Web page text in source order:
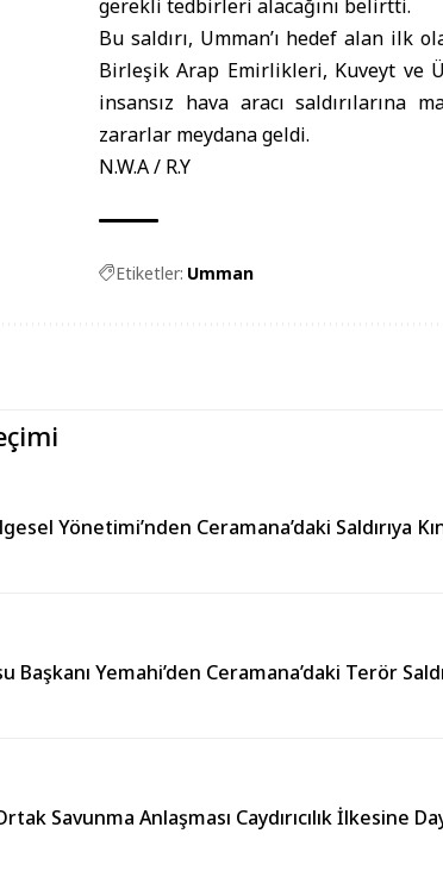
gerekli tedbirleri alacağını belirtti.
Bu saldırı, Umman’ı hedef alan ilk
Birleşik Arap Emirlikleri, Kuveyt ve
insansız hava aracı saldırılarına
zararlar meydana geldi.
N.W.A / R.Y
Etiketler: Umman
Yönetimi’nden Ceramana’daki Saldırıya
Yemahi’den Ceramana’daki Terör
Savunma Anlaşması Caydırıcılık İlkesine